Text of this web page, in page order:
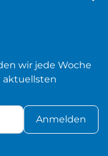
wir jede Woche
aktuellsten
Anmelden